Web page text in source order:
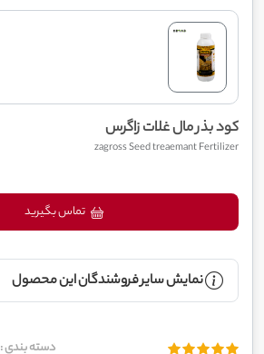
کود بذر مال غلات زاگرس
zagross Seed treaemant Fertilizer
نمایش سایر فروشندگان این محصول
دسته بندی :